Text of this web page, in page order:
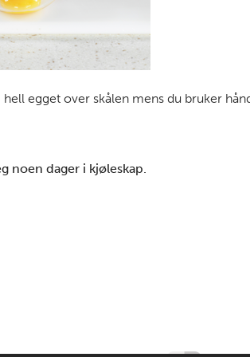
egget over skålen mens du bruker
noen dager i kjøleskap.